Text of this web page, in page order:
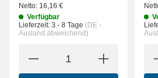
Netto: 16,16 €
Verfügbar
Lieferzeit: 3 - 8 Tage (DE -
Ausland abweichend)